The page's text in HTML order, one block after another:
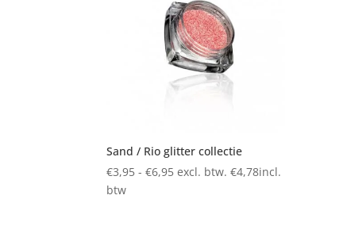
Sand / Rio glitter collectie
€3,95 - €6,95Prijsklasse:
excl. btw.€4,78incl.
btw